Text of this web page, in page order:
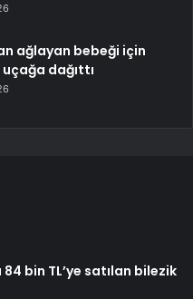
ağlayan bebeği için
dağıttı
bin TL’ye satılan bilezik